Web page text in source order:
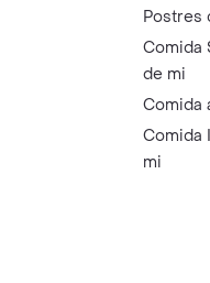
Postres
Comida
de mi
Comida
Comida
mi